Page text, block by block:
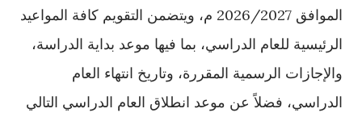
الموافق 2026/2027 م، ويتضمن التقويم كافة المواعيد
الرئيسية للعام الدراسي، بما فيها موعد بداية الدراسة،
والإجازات الرسمية المقررة، وتاريخ انتهاء العام
الدراسي، فضلاً عن موعد انطلاق العام الدراسي التالي